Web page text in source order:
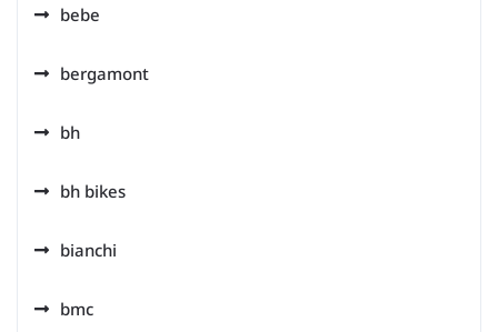
bebe
bergamont
bh
bh bikes
bianchi
bmc